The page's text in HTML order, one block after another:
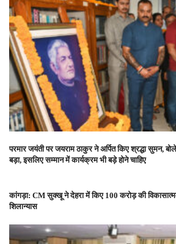
परमार जयंती पर जयराम ठाकुर ने अर्पित किए श्रद्धा सुमन,
बड़ा, इसलिए सम्मान में कार्यक्रम भी बड़े होने चाहिए
कांगड़ा: CM सुक्खू ने देहरा में किए 100 करोड़ की
शिलान्यास